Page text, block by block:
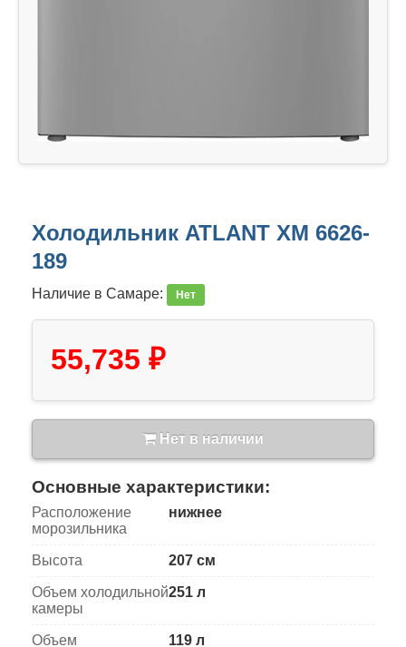
Холодильник ATLANT ХМ 6626-
189
Наличие в Самаре: Нет
55,735 ₽
Нет в наличии
Основные характеристики:
Расположение
морозильника
нижнее
Высота 207 см
Объем холодильной
камеры
251 л
Объем 119 л